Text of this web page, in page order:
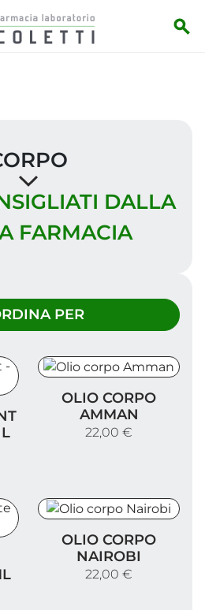
DALLA
FARMACIA
PER
OilOLIO CORPO
AMMAN
22,00 €
OLIO CORPO
NAIROBI
22,00 €